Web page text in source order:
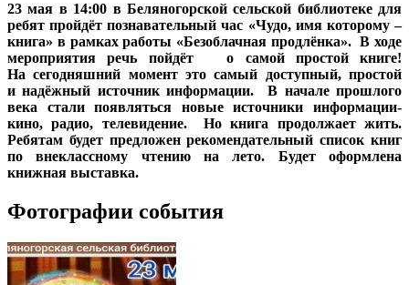
23 мая в 14:00 в Беляногорской сельской библиотеке для
ребят пройдёт познавательный час «Чудо, имя которому –
книга» в рамках работы «Безоблачная продлёнка». В ходе
мероприятия речь пойдёт
о самой простой книге!
На сегодняшний момент это самый доступный, простой
и надёжный источник информации.
В начале прошлого
века стали появляться новые источники информации-
кино, радио, телевидение.
Но книга продолжает жить.
Ребятам будет предложен рекомендательный список книг
по внеклассному чтению на лето. Будет оформлена
книжная выставка.
Фотографии события